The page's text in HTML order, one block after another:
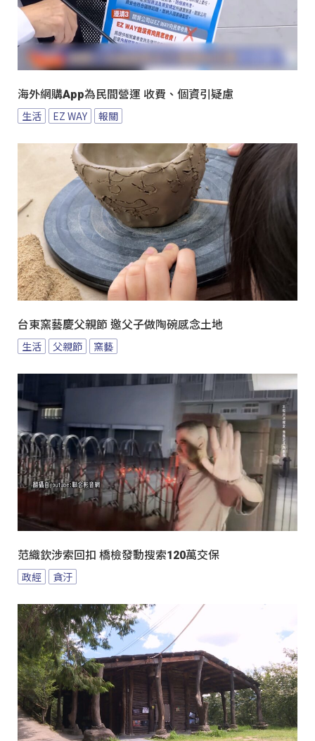
海外網購App為民間營運 收費、個資引疑慮
生活 EZ WAY 報關
台東窯藝慶父親節 邀父子做陶碗感念土地
生活 父親節 窯藝
范織欽涉索回扣 橋檢發動搜索120萬交保
政經 貪汙